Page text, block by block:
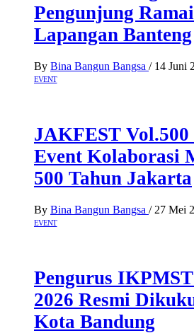
Pengunjung
Lapangan Banteng
By Bina Bangun Bangsa / 14 Juni
EVENT
JAKFEST Vol.500
Event Kolaborasi
500 Tahun Jakarta
By Bina Bangun Bangsa / 27 Mei
EVENT
Pengurus
2026 Resmi
Kota Bandung